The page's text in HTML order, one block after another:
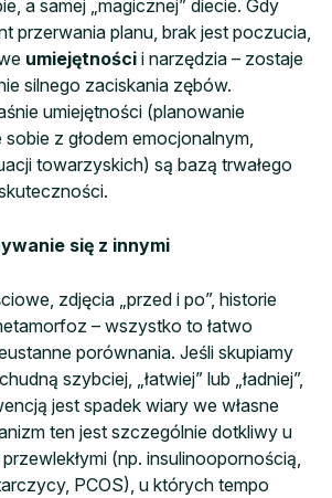
a samej „magicznej” diecie. Gdy
przerwania planu, brak jest poczucia,
umiejętności i narzędzia – zostaje
silnego zaciskania zębów.
umiejętności (planowanie
sobie z głodem emocjonalnym,
towarzyskich) są bazą trwałego
się z innymi
zdjęcia „przed i po”, historie
– wszystko to łatwo
porównania. Jeśli skupiamy
szybciej, „łatwiej” lub „ładniej”,
jest spadek wiary we własne
ten jest szczególnie dotkliwy u
(np. insulinoopornością,
PCOS), u których tempo